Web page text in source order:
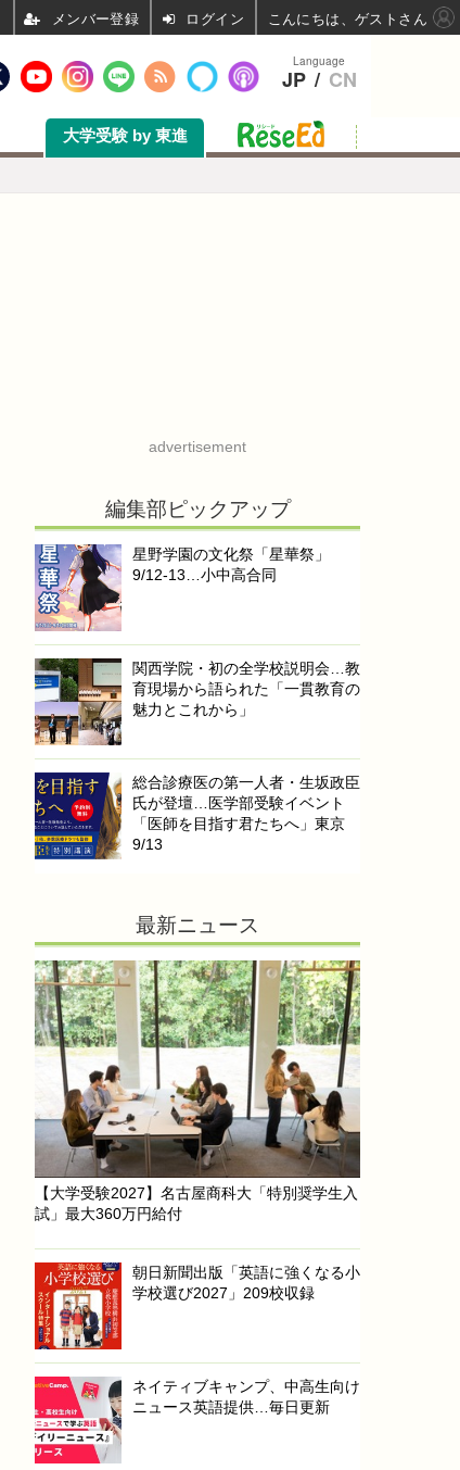
大学受験 by 東進
advertisement
編集部ピックアップ
星野学園の文化祭「星華祭」
9/12-13…小中高合同
関西学院・初の全学校説明会…教
育現場から語られた「一貫教育の
魅力とこれから」
総合診療医の第一人者・生坂政臣
氏が登壇…医学部受験イベント
「医師を目指す君たちへ」東京
9/13
最新ニュース
【大学受験2027】名古屋商科大「特別奨学生入
試」最大360万円給付
朝日新聞出版「英語に強くなる小
学校選び2027」209校収録
ネイティブキャンプ、中高生向け
ニュース英語提供…毎日更新
Language
JP / CN
ログイン こんにちは、ゲストさん